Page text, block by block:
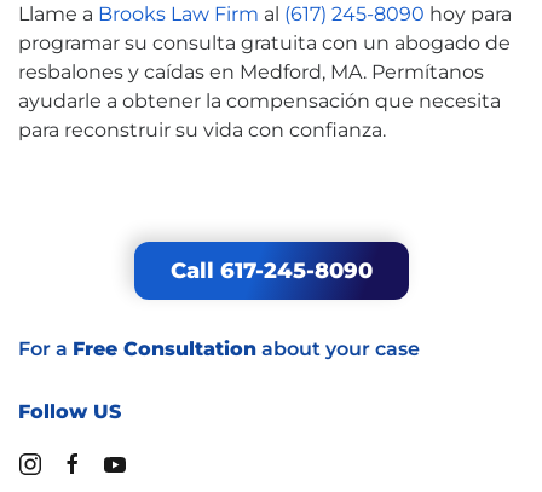
Llame a Brooks Law Firm al (617) 245-8090 hoy para
programar su consulta gratuita con un abogado de
resbalones y caídas en Medford, MA. Permítanos
ayudarle a obtener la compensación que necesita
para reconstruir su vida con confianza.
Call 617-245-8090
For a Free Consultation about your case
Follow US